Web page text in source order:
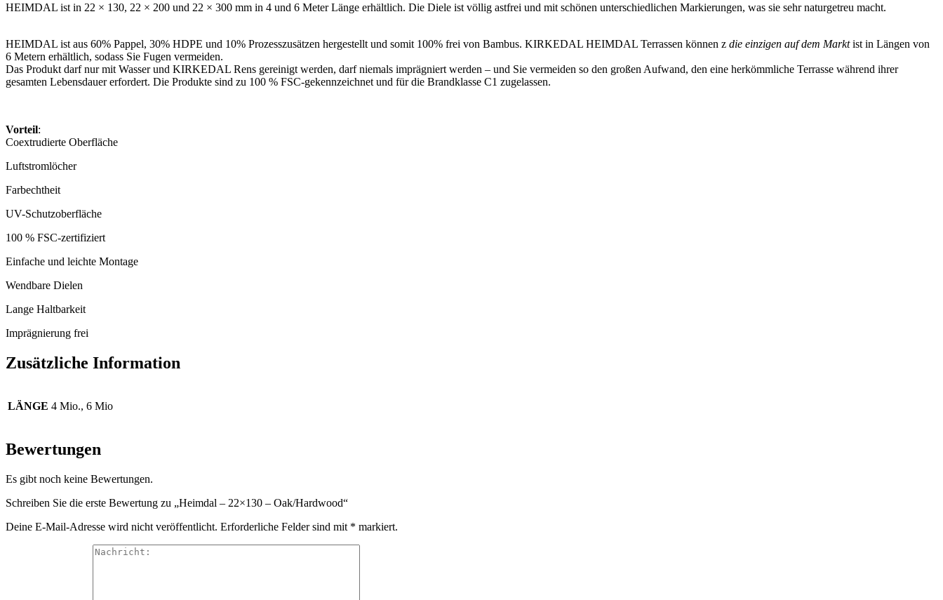
HEIMDAL ist in 22 × 130, 22 × 200 und 22 × 300 mm in 4 und 6 Meter Länge erhältlich. Die Diele ist völlig astfrei und mit schönen unterschiedlichen Markierungen, was sie sehr naturgetreu macht.
HEIMDAL ist aus 60% Pappel, 30% HDPE und 10% Prozesszusätzen hergestellt und somit 100% frei von Bambus. KIRKEDAL HEIMDAL Terrassen können z die einzigen auf dem Marktist in Längen von
6 Metern erhältlich, sodass Sie Fugen vermeiden.
Das Produkt darf nur mit Wasser und KIRKEDAL Rens gereinigt werden, darf niemals imprägniert werden – und Sie vermeiden so den großen Aufwand, den eine herkömmliche Terrasse während ihrer
gesamten Lebensdauer erfordert. Die Produkte sind zu 100 % FSC-gekennzeichnet und für die Brandklasse C1 zugelassen.
Vorteil:
Coextrudierte Oberfläche
Luftstromlöcher
Farbechtheit
UV-Schutzoberfläche
100 % FSC-zertifiziert
Einfache und leichte Montage
Wendbare Dielen
Lange Haltbarkeit
Imprägnierung frei
Zusätzliche Information
LÄNGE 4 Mio., 6 Mio
Bewertungen
Es gibt noch keine Bewertungen.
Schreiben Sie die erste Bewertung zu „Heimdal – 22×130 – Oak/Hardwood“
Deine E-Mail-Adresse wird nicht veröffentlicht. Erforderliche Felder sind mit * markiert.